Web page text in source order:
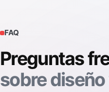
FAQ
Preguntas
sobre